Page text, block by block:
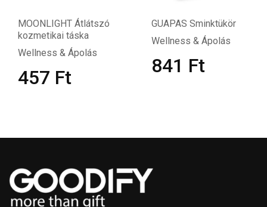
MOONLIGHT Átlátszó
kozmetikai táska
Wellness & Ápolás
457 Ft
GUAPAS Sminktükör
Wellness & Ápolás
841 Ft